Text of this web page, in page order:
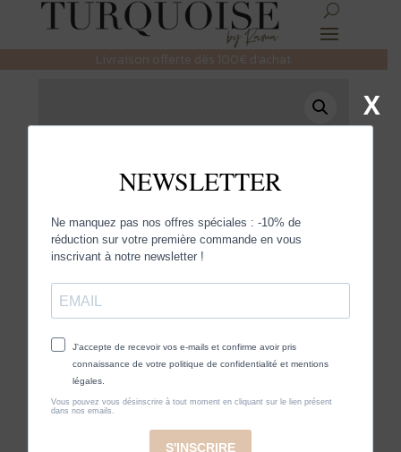
Livraison offerte dès 100€ d’achat
X